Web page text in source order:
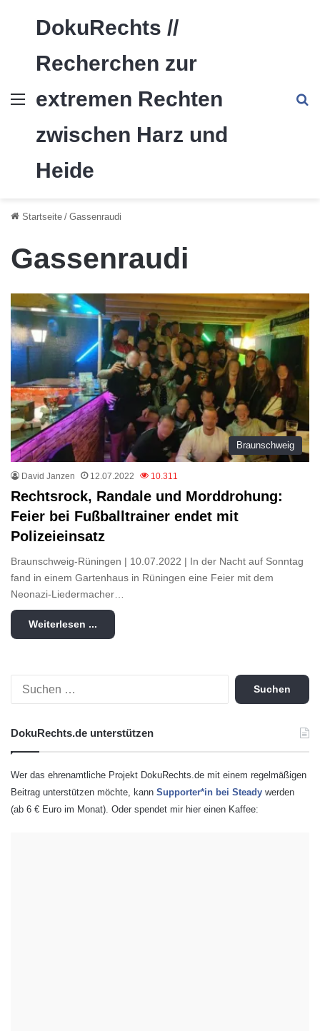
Menü
DokuRechts //
Recherchen zur
extremen Rechten
zwischen Harz und
Heide
Startseite / Gassenraudi
Gassenraudi
Braunschweig
David Janzen 12.07.2022 10.311
Rechtsrock, Randale und Morddrohung:
Feier bei Fußballtrainer endet mit
Polizeieinsatz
Braunschweig-Rüningen | 10.07.2022 | In der Nacht auf Sonntag
fand in einem Gartenhaus in Rüningen eine Feier mit dem
Neonazi-Liedermacher…
Weiterlesen ...
S
n
a
DokuRechts.de unterstützen
Wer das ehrenamtliche Projekt DokuRechts.de mit einem regelmäßigen
Beitrag unterstützen möchte, kann Supporter*in bei Steady werden
(ab 6 € Euro im Monat). Oder spendet mir hier einen Kaffee: